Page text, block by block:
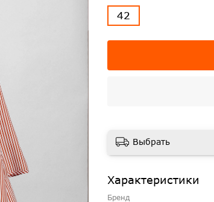
42
Выбрать
Характеристики
Бренд